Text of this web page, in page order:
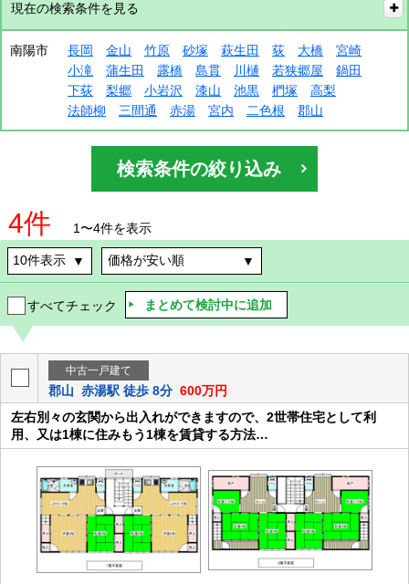
現在の検索条件を見る
南陽市 長岡 金山 竹原 砂塚 萩生田 荻 大橋
宮崎
小滝
蒲生田 露橋 島貫 川樋 若狭郷屋
鍋田
下荻
梨郷 小岩沢 漆山 池黒 椚塚
高梨
法師柳
三間通 赤湯 宮内 二色根 郡山
検索条件の絞り込み
4件 1〜4件を表示
すべてチェック まとめて検討中に追加
中古一戸建て
郡山 赤湯駅 徒歩 8分 600万円
左右別々の玄関から出入れができますので、2世帯住宅として利
用、又は1棟に住みもう1棟を賃貸する方法…